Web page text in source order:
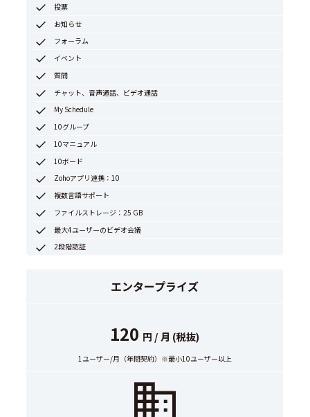
投票
お知らせ
フォーラム
イベント
質問
チャット、音声通話、ビデオ通話
My Schedule
10グループ
10マニュアル
10ボード
Zohoアプリ連携：10
複数言語サポート
ファイルストレージ：25 GB
最大4ユーザーのビデオ会議
2段階認証
エンタープライズ
120 円 / 月 (税抜)
1ユーザー/月（年間契約）※最小10ユーザー以上